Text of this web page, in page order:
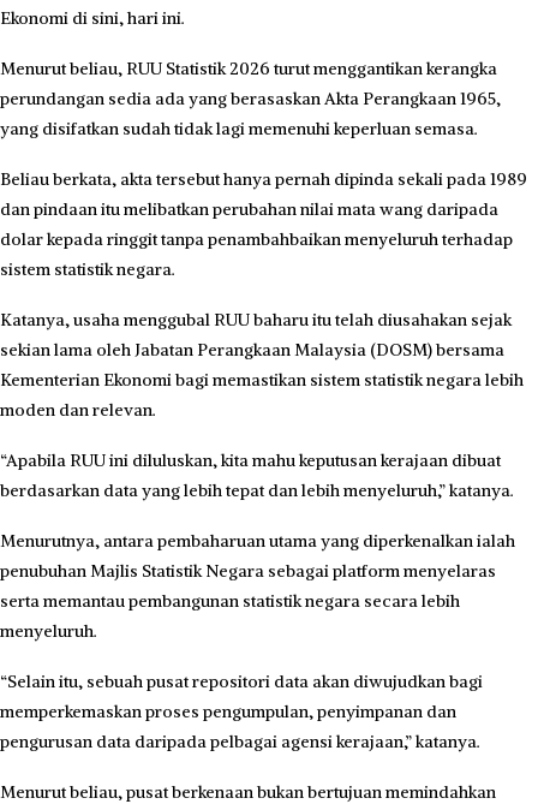
Ekonomi di sini, hari ini.
Menurut beliau, RUU Statistik 2026 turut menggantikan kerangka
perundangan sedia ada yang berasaskan Akta Perangkaan 1965,
yang disifatkan sudah tidak lagi memenuhi keperluan semasa.
Beliau berkata, akta tersebut hanya pernah dipinda sekali pada 1989
dan pindaan itu melibatkan perubahan nilai mata wang daripada
dolar kepada ringgit tanpa penambahbaikan menyeluruh terhadap
sistem statistik negara.
Katanya, usaha menggubal RUU baharu itu telah diusahakan sejak
sekian lama oleh Jabatan Perangkaan Malaysia (DOSM) bersama
Kementerian Ekonomi bagi memastikan sistem statistik negara lebih
moden dan relevan.
“Apabila RUU ini diluluskan, kita mahu keputusan kerajaan dibuat
berdasarkan data yang lebih tepat dan lebih menyeluruh,” katanya.
Menurutnya, antara pembaharuan utama yang diperkenalkan ialah
penubuhan Majlis Statistik Negara sebagai platform menyelaras
serta memantau pembangunan statistik negara secara lebih
menyeluruh.
“Selain itu, sebuah pusat repositori data akan diwujudkan bagi
memperkemaskan proses pengumpulan, penyimpanan dan
pengurusan data daripada pelbagai agensi kerajaan,” katanya.
Menurut beliau, pusat berkenaan bukan bertujuan memindahkan